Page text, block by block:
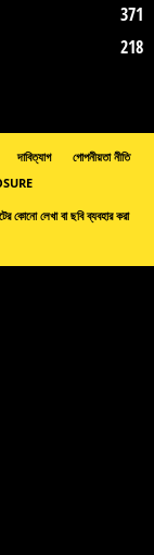
371
218
দাবিত্যাগ
গোপনীয়তা নীতি
লেখা বা ছবি ব্যবহার করা